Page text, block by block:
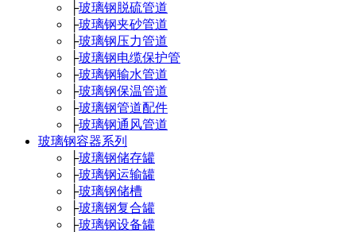
├玻璃钢脱硫管道
├玻璃钢夹砂管道
├玻璃钢压力管道
├玻璃钢电缆保护管
├玻璃钢输水管道
├玻璃钢保温管道
├玻璃钢管道配件
├玻璃钢通风管道
玻璃钢容器系列
├玻璃钢储存罐
├玻璃钢运输罐
├玻璃钢储槽
├玻璃钢复合罐
├玻璃钢设备罐